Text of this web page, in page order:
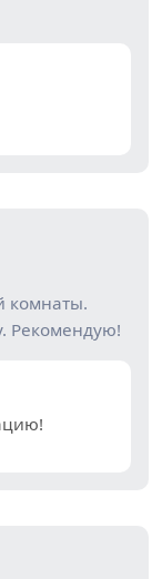
комнаты.
Рекомендую!